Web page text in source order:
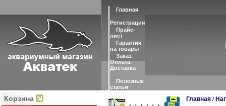
Главная
Регистрация
Прайс-
лист
Гарантия
на товары
Заказ.
Оплата.
Доставка
Полезные
статьи
Корзина Главная /